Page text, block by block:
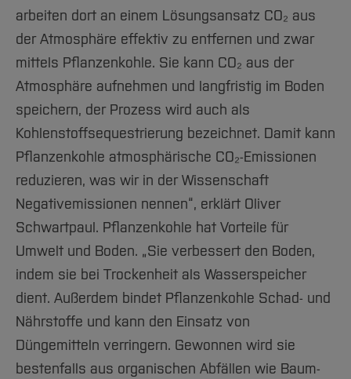
arbeiten dort an einem Lösungsansatz CO₂ aus
der Atmosphäre effektiv zu entfernen und zwar
mittels Pflanzenkohle. Sie kann CO₂ aus der
Atmosphäre aufnehmen und langfristig im Boden
speichern, der Prozess wird auch als
Kohlenstoffsequestrierung bezeichnet. Damit kann
Pflanzenkohle atmosphärische CO₂-Emissionen
reduzieren, was wir in der Wissenschaft
Negativemissionen nennen“, erklärt Oliver
Schwartpaul. Pflanzenkohle hat Vorteile für
Umwelt und Boden. „Sie verbessert den Boden,
indem sie bei Trockenheit als Wasserspeicher
dient. Außerdem bindet Pflanzenkohle Schad- und
Nährstoffe und kann den Einsatz von
Düngemitteln verringern. Gewonnen wird sie
bestenfalls aus organischen Abfällen wie Baum-